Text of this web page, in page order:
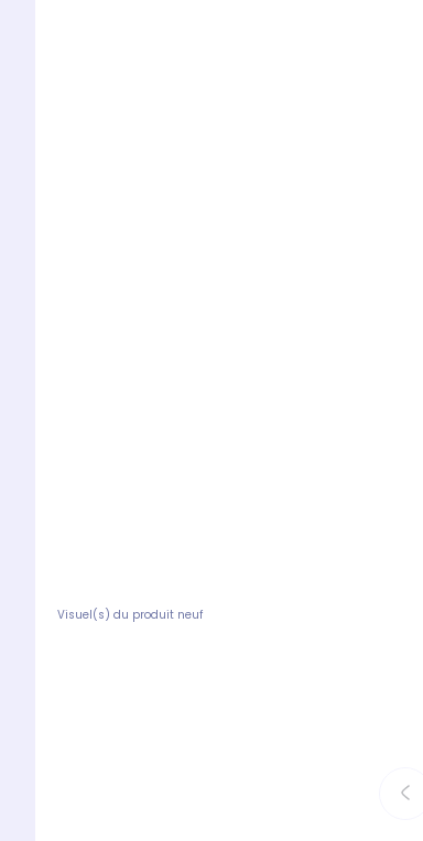
Visuel(s) du produit neuf